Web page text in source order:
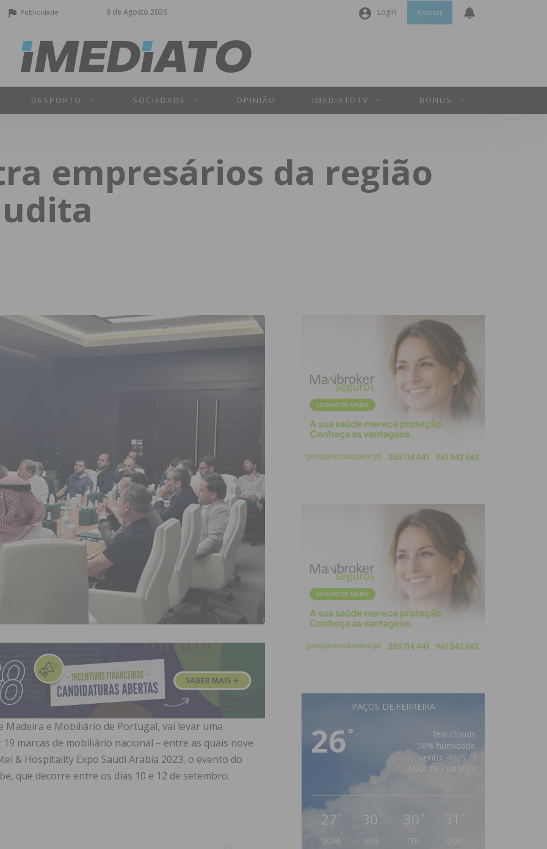
9 de Agosto 2026
Publicidade Login
Senha
INICIAR SESSÃO
Assinar
DESPORTO SOCIEDADE OPINIÃO IMEDIATOTV BÓNUS
empresários da região
Madeira e Mobiliário de Portugal, vai levar uma
marcas de mobiliário nacional – entre as quais nove
& Hospitality Expo Saudi Arabia 2023, o evento do
que decorre entre os dias 10 e 12 de setembro.
PAÇOS DE FERREIRA
26°
few clouds
58% humidade
vento: 4m/s O
MAX 26 • MIN 25
27 °
DOM
30 °
SEG
30 °
TER
31 °